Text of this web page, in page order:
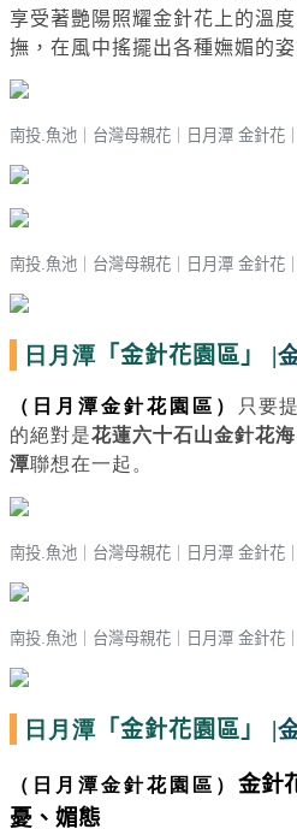
享受著艷陽照耀金針花上的溫
撫，在風中搖擺出各種嫵媚的姿
南投.魚池｜台灣母親花 日月潭 金針花
南投.魚池｜台灣母親花 日月潭 金針花
日月潭 「金針花園區」 |
（日月潭金針花園區） 只要
的絕對是花蓮六十石山金針花海
潭聯想在一起。
南投.魚池｜台灣母親花 日月潭 金針花
南投.魚池｜台灣母親花 日月潭 金針花
日月潭 「金針花園區」 |
（日月潭金針花園區） 金針
憂、媚態